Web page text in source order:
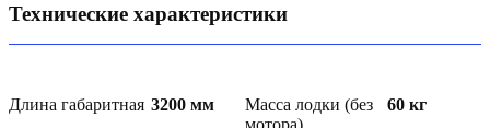
Технические характеристики
Длина габаритная 3200 мм
Масса лодки (без
мотора)
60 кг